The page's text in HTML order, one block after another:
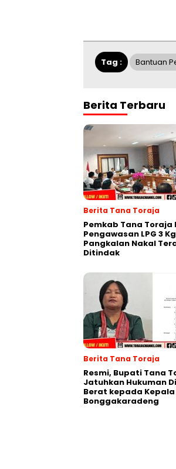
Tag : Bantuan
Berita Terbaru
Berita Tana Toraja
Pemkab Tana
Pengawasan LPG 3
Pangkalan Nakal
Ditindak
Berita Tana Toraja
Resmi, Bupati Tana
Jatuhkan Hukuman
Berat kepada Kepala
Bonggakaradeng